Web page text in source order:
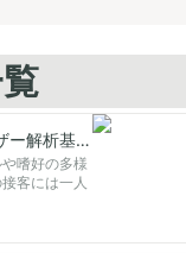
リアルタイムユーザー解析基盤のDBをゼロダウンタイムで新しいDBに移行したノウハウ【デブサミ2022】
嗜好の多様
客には一人
柔軟な対応
した顧客体
のとして注